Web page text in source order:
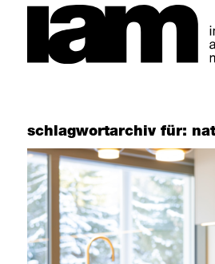
schlagwortarchiv für: